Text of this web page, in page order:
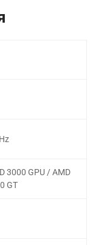
3000 GPU / AMD
GT